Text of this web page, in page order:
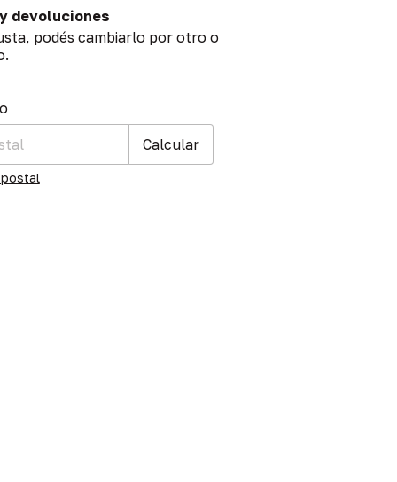
devoluciones
podés cambiarlo por otro o
Calcular
postal